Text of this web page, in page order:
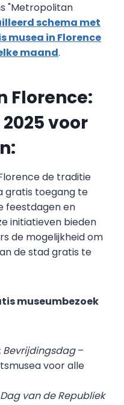
"Metropolitan
schema met
musea in Florence
maand.
Florence:
voor
de traditie
gratis toegang te
feestdagen en
initiatieven bieden
de mogelijkheid om
de stad gratis te
museumbezoek
Bevrijdingsdag–
voor alle
Dag van de Republiek